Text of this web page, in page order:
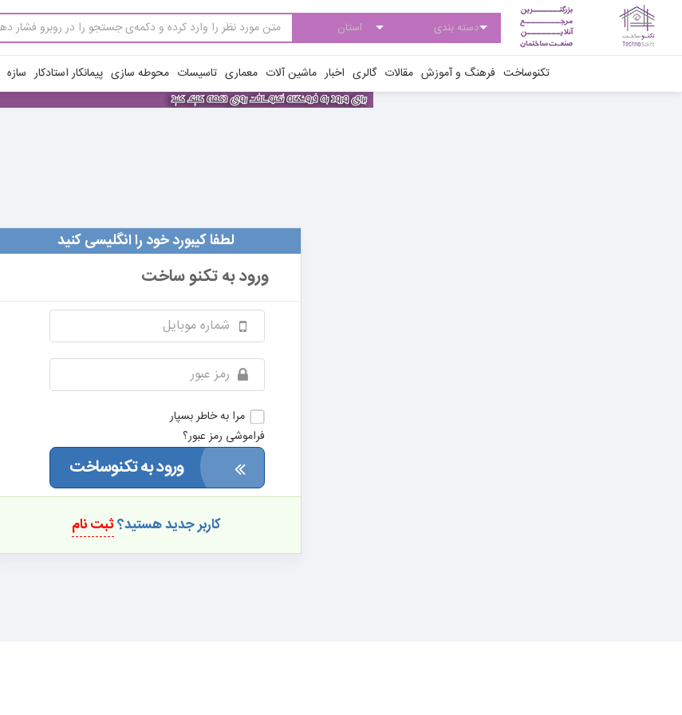
تکنوساخت فرهنگ و آموزش مقالات گالری اخبار ماشین آلات معماری تاسیسات محوطه سازی پیمانکار استادکار سازه
لطفا کیبورد خود را انگلیسی کنید
ورود بهتکنو ساخت
مرا به خاطر بسپار
فراموشی رمز عبور؟
ورود به تکنوساخت
کاربر جدید هستید؟ثبت نام